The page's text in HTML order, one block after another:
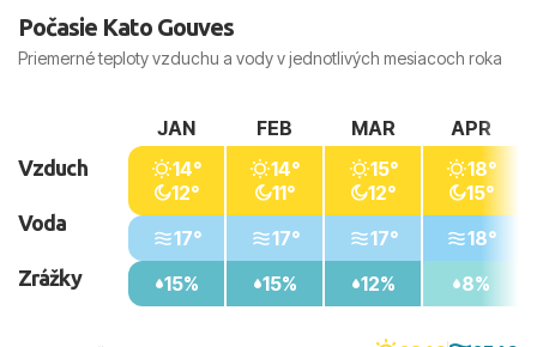
Počasie Kato Gouves
Priemerné teploty vzduchu a vody v jednotlivých mesiacoch roka
Vzduch
Voda
Zrážky
JAN
14°
12°
17°
15%
FEB
14°
11°
17°
15%
MAR
15°
12°
17°
12%
APR
18°
15°
18°
8%